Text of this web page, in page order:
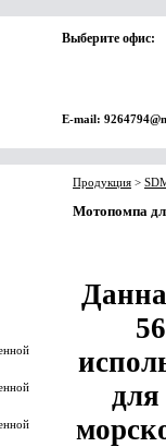
Выберите офис:
E-mail:
Продукция >
Мотопомпа